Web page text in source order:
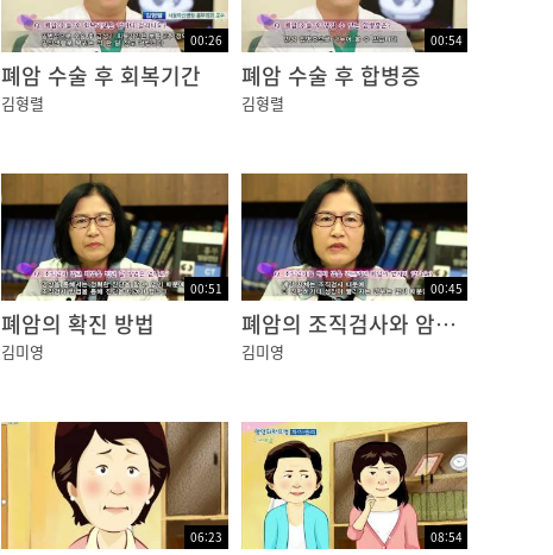
00:26
폐암 수술 후 회복기간
김형렬
00:54
폐암 수술 후 합병증
김형렬
00:51
폐암의 확진 방법
김미영
00:45
폐암의 조직검사와 암의 확산
김미영
06:23 08:54